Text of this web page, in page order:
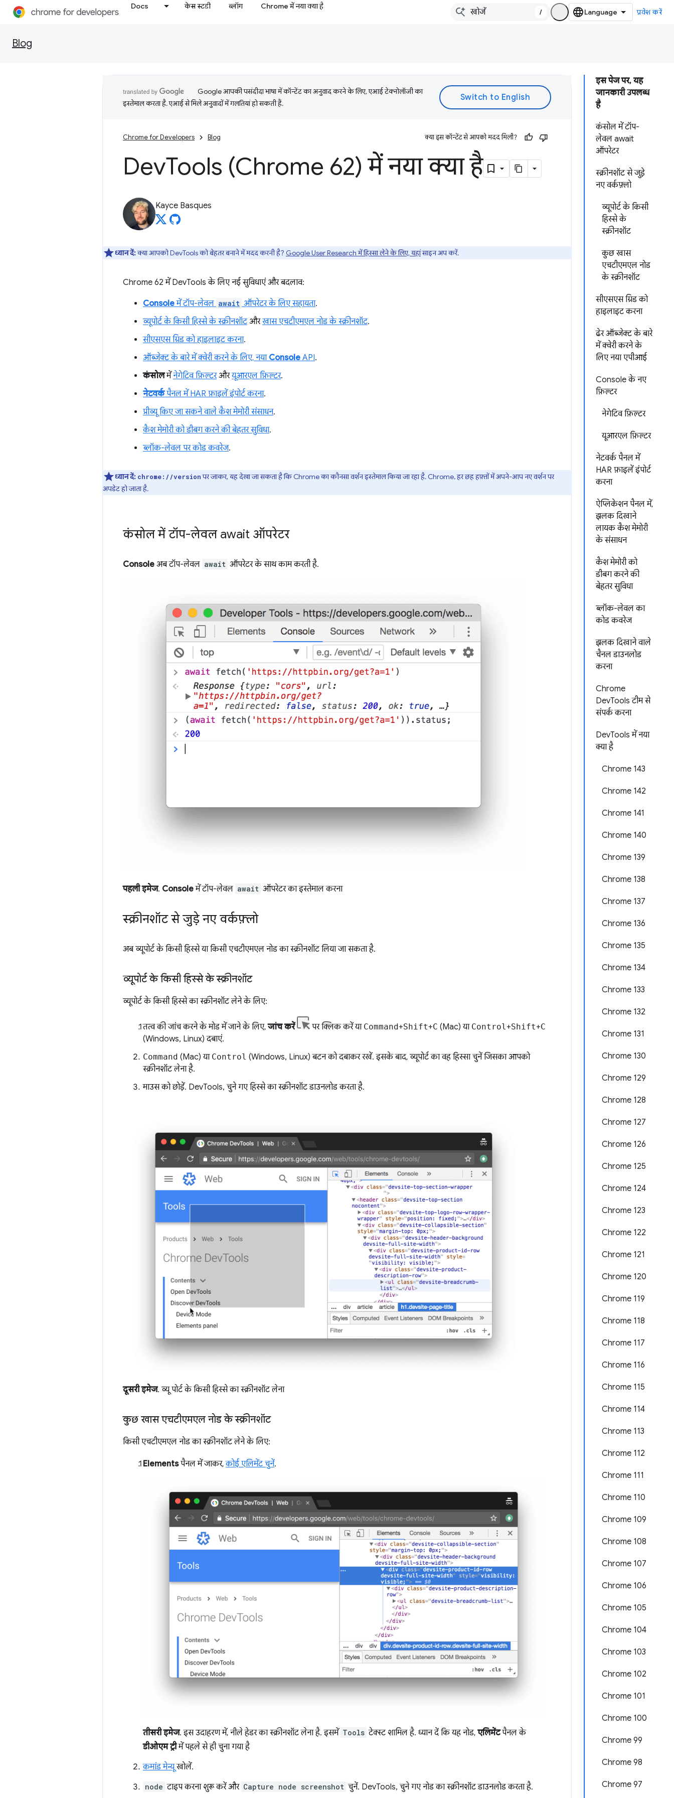
Docs केस स्टडी ब्लॉग Chrome में नया क्या है
/ प्रवेश करें
Blog
इस पेज पर, यह
जानकारी उपलब्ध
है
कंसोल में टॉप-
लेवल await
ऑपरेटर
स्क्रीनशॉट से जुड़े
नए वर्कफ़्लो
व्यूपोर्ट के किसी
हिस्से के
स्क्रीनशॉट
कुछ खास
एचटीएमएल नोड
के स्क्रीनशॉट
सीएसएस ग्रिड को
हाइलाइट करना
ढेर ऑब्जेक्ट के बारे
में क्वेरी करने के
लिए नया एपीआई
Console के नए
फ़िल्टर
नेगेटिव फ़िल्टर
यूआरएल फ़िल्टर
नेटवर्क पैनल में
HAR फ़ाइलें इंपोर्ट
करना
ऐप्लिकेशन पैनल में,
झलक दिखाने
लायक कैश मेमोरी
के संसाधन
कैश मेमोरी को
डीबग करने की
बेहतर सुविधा
ब्लॉक-लेवल का
कोड कवरेज
झलक दिखाने वाले
चैनल डाउनलोड
करना
Chrome
DevTools टीम से
संपर्क करना
DevTools में नया
क्या है
Chrome 143
Chrome 142
Chrome 141
Chrome 140
Chrome 139
Chrome 138
Chrome 137
Chrome 136
Chrome 135
Chrome 134
Chrome 133
Chrome 132
Chrome 131
Chrome 130
Chrome 129
Chrome 128
Chrome 127
Chrome 126
Chrome 125
Chrome 124
Chrome 123
Chrome 122
Chrome 121
Chrome 120
Chrome 119
Chrome 118
Chrome 117
Chrome 116
Chrome 115
Chrome 114
Chrome 113
Chrome 112
Chrome 111
Chrome 110
Chrome 109
Chrome 108
Chrome 107
Chrome 106
Chrome 105
Chrome 104
Chrome 103
Chrome 102
Chrome 101
Chrome 100
Chrome 99
Chrome 98
Chrome 97
Google आपकी पसंदीदा भाषा में कॉन्टेंट का अनुवाद करने के लिए, एआई टेक्नोलॉजी का
इस्तेमाल करता है. एआई से मिले अनुवादों में गलतियां हो सकती हैं.
Chrome for Developers Blog क्या इस कॉन्टेंट से आपको मदद मिली?
DevTools (Chrome 62) में नया क्या है
Kayce Basques
ध्यान दें:क्या आपको DevTools को बेहतर बनाने में मदद करनी है? Google User Research में हिस्सा लेने के लिए, यहांसाइन अप करें.
Chrome 62 में DevTools के लिए नई सुविधाएं और बदलाव:
Consoleमें टॉप-लेवल await ऑपरेटर के लिए सहायता.
व्यूपोर्ट के किसी हिस्से के स्क्रीनशॉटऔरखास एचटीएमएल नोड के स्क्रीनशॉट.
सीएसएस ग्रिड को हाइलाइट करना.
ऑब्जेक्ट के बारे में क्वेरी करने के लिए, नया Console API.
कंसोलमेंनेगेटिव फ़िल्टरऔरयूआरएल फ़िल्टर.
नेटवर्कपैनल में HAR फ़ाइलें इंपोर्ट करना.
प्रीव्यू किए जा सकने वाले कैश मेमोरी संसाधन.
कैश मेमोरी को डीबग करने की बेहतर सुविधा.
ब्लॉक-लेवल पर कोड कवरेज.
ध्यान दें: chrome://versionपर जाकर, यह देखा जा सकता है कि Chrome का कौनसा वर्शन इस्तेमाल किया जा रहा है. Chrome, हर छह हफ़्तों में अपने-आप नए वर्शन पर
अपडेट हो जाता है.
कंसोल में टॉप-लेवल await ऑपरेटर
Console अब टॉप-लेवल await ऑपरेटर के साथ काम करती है.
पहली इमेज. Consoleमें टॉप-लेवल await ऑपरेटर का इस्तेमाल करना
स्क्रीनशॉट से जुड़े नए वर्कफ़्लो
अब व्यूपोर्ट के किसी हिस्से या किसी एचटीएमएल नोड का स्क्रीनशॉट लिया जा सकता है.
व्यूपोर्ट के किसी हिस्से के स्क्रीनशॉट
व्यूपोर्ट के किसी हिस्से का स्क्रीनशॉट लेने के लिए:
तत्व की जांच करने के मोड में जाने के लिए,जांच करें पर क्लिक करें या Command+Shift+C (Mac) या Control +Shift+C
(Windows, Linux) दबाएं.
Command (Mac) या Control (Windows, Linux) बटन को दबाकर रखें. इसके बाद, व्यूपोर्ट का वह हिस्सा चुनें जिसका आपको
स्क्रीनशॉट लेना है.
माउस को छोड़ें. DevTools, चुने गए हिस्से का स्क्रीनशॉट डाउनलोड करता है.
दूसरी इमेज. व्यू पोर्ट के किसी हिस्से का स्क्रीनशॉट लेना
कुछ खास एचटीएमएल नोड के स्क्रीनशॉट
किसी एचटीएमएल नोड का स्क्रीनशॉट लेने के लिए:
Elementsपैनल में जाकर,कोई एलिमेंट चुनें.
तीसरी इमेज. इस उदाहरण में, नीले हेडर का स्क्रीनशॉट लेना है. इसमें Tools टेक्स्ट शामिल है. ध्यान दें कि यह नोड, एलिमेंटपैनल के
डीओएम ट्रीमें पहले से ही चुना गया है
कमांड मेन्यूखोलें.
node टाइप करना शुरू करें और Capture node screenshot चुनें. DevTools, चुने गए नोड का स्क्रीनशॉट डाउनलोड करता है.